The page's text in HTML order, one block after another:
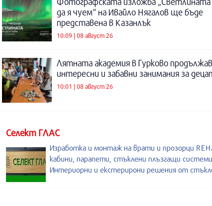
да я чуем“ на Ивайло Нягалов ще бъде
представена в Казанлък
10:09 | 08 август 26
Лятната академия в Гурково
интересни и забавни занимания за
10:01 | 08 август 26
Селект ГЛАС
Изработка и монтаж на врати и прозорци
кабини, парапети, стъклени плъзгащи
Интериорни и екстерирони решения от